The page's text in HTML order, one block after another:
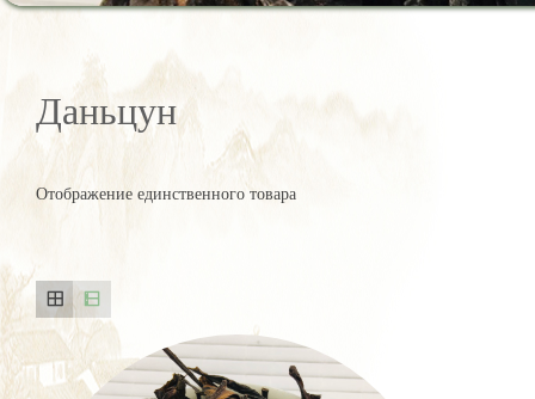
Даньцун
Отображение единственного товара